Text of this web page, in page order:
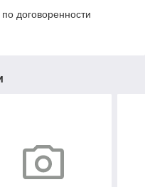
договоренности